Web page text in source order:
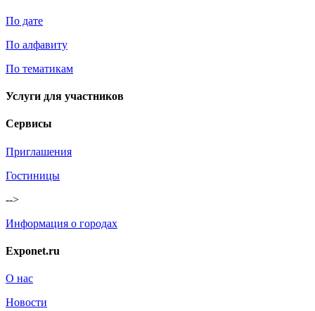
По дате
По алфавиту
По тематикам
Услуги для участников
Сервисы
Приглашения
Гостиницы
-->
Информация о городах
Exponet.ru
О нас
Новости